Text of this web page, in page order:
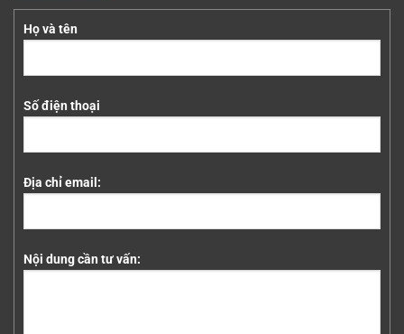
Họ và tên
Số điện thoại
Địa chỉ email:
Nội dung cần tư vấn: